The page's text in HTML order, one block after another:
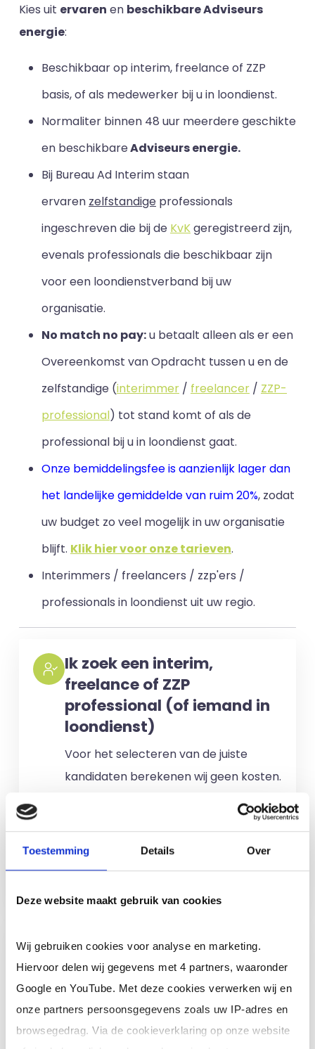
Toestemming Details Over
Deze website maakt gebruik van cookies
Wij gebruiken cookies voor analyse en marketing.
Hiervoor delen wij gegevens met 4 partners, waaronder
Google en YouTube. Met deze cookies verwerken wij en
onze partners persoonsgegevens zoals uw IP-adres en
browsegedrag. Via de cookieverklaring op onze website
Kies uit ervaren en beschikbare Adviseurs
energie:
Beschikbaar op interim, freelance of ZZP
basis, of als medewerker bij u in loondienst.
Normaliter binnen 48 uur meerdere geschikte
en beschikbareAdviseurs energie.
Bij Bureau Ad Interim staan
ervaren zelfstandige professionals
ingeschreven die bij de KvKgeregistreerd zijn,
evenals professionals die beschikbaar zijn
voor een loondienstverband bij uw
organisatie.
No match no pay:u betaalt alleen als er een
Overeenkomst van Opdracht tussen u en de
zelfstandige (interimmer / freelancer / ZZP-
professional) tot stand komt of als de
professional bij u in loondienst gaat.
Onze bemiddelingsfee is aanzienlijk lager dan
het landelijke gemiddelde van ruim 20%, zodat
uw budget zo veel mogelijk in uw organisatie
blijft. Klik hier voor onze tarieven.
Interimmers / freelancers / zzp'ers /
professionals in loondienst uit uw regio.
Ik zoek een interim,
freelance of ZZP
professional (of iemand in
loondienst)
Voor het selecteren van de juiste
kandidaten berekenen wij geen kosten.
alleen gemaakt als een professional
voor u aan de slag gaat.
Ik ben een interim,
freelance of ZZP
professional (of ik wil in
loondienst)
Je schrijft je in door jouw cv te